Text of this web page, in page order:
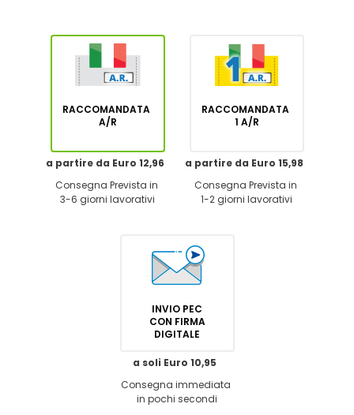
RACCOMANDATA
A/R
a partire da Euro 12,96
Consegna Prevista in
3-6 giorni lavorativi
RACCOMANDATA
1 A/R
a partire da Euro 15,98
Consegna Prevista in
1-2 giorni lavorativi
INVIO PEC
CON FIRMA
DIGITALE
a soli Euro 10,95
Consegna immediata
in pochi secondi